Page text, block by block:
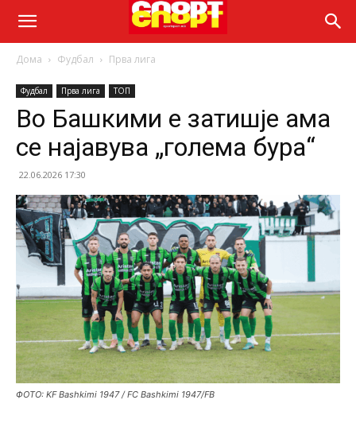
Дома Фудбал Прва лига
Фудбал Прва лига ТОП
Во Башкими е затишје ама
се најавува „голема бура“
22.06.2026 17:30
ФОТО: KF Bashkimi 1947 / FC Bashkimi 1947/FB